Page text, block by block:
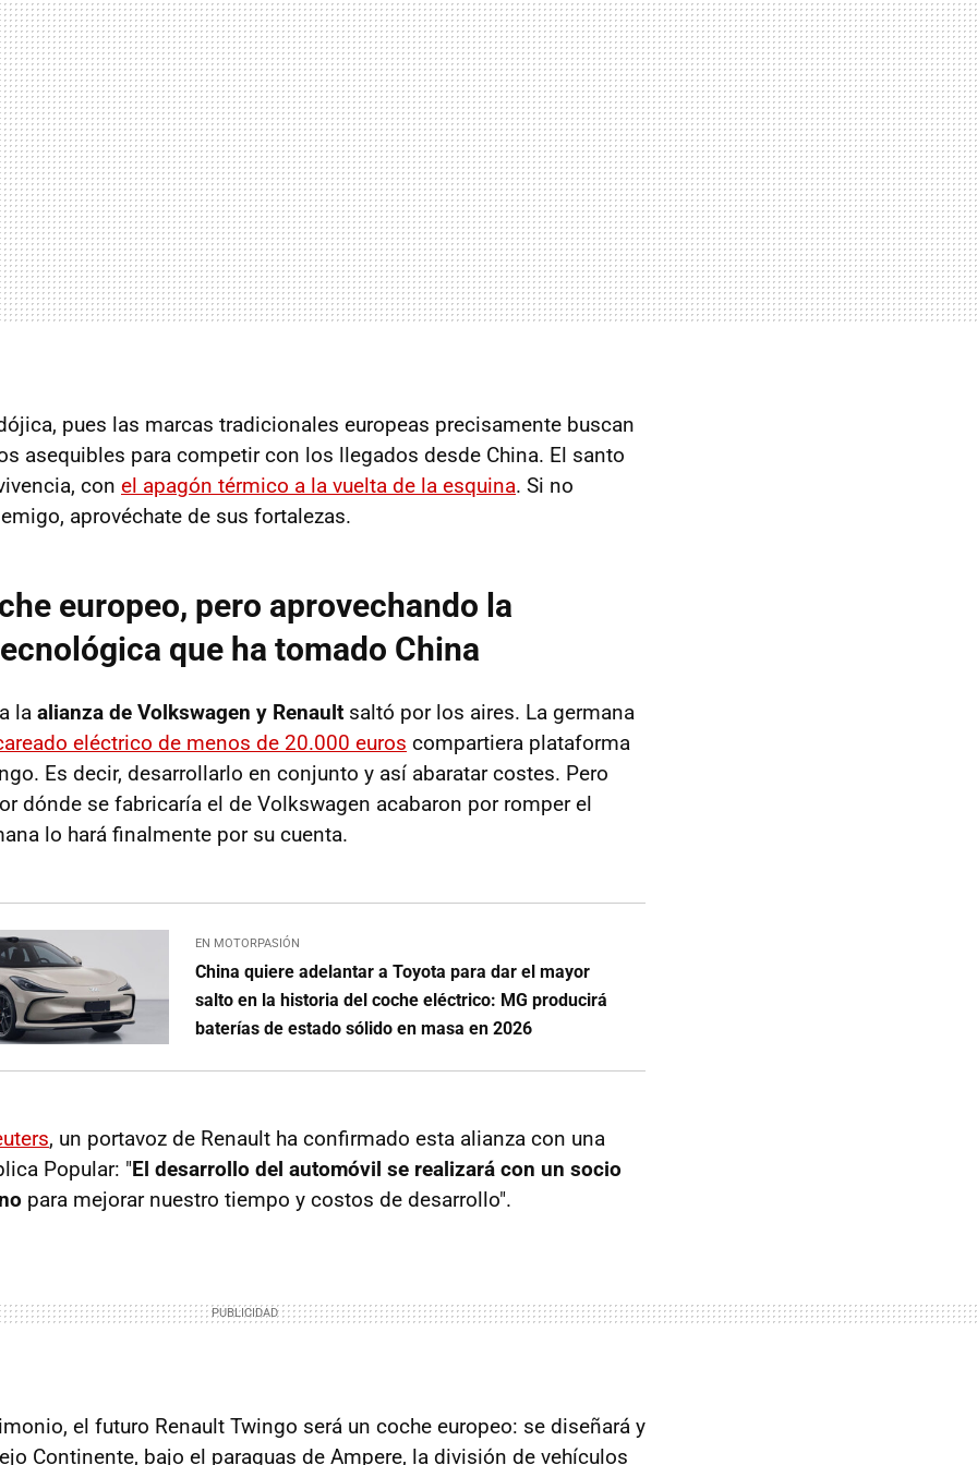
pues las marcas tradicionales europeas precisamente buscan
asequibles para competir con los llegados desde China. El santo
con el apagón térmico a la vuelta de la esquina. Si no
aprovéchate de sus fortalezas.
europeo, pero aprovechando la
que ha tomado China
la alianza de Volkswagen y Renault saltó por los aires. La germana
eléctrico de menos de 20.000 euros compartiera plataforma
Es decir, desarrollarlo en conjunto y así abaratar costes. Pero
dónde se fabricaría el de Volkswagen acabaron por romper el
lo hará finalmente por su cuenta.
EN MOTORPASIÓN
China quiere adelantar a Toyota para dar el mayor
salto en la historia del coche eléctrico: MG producirá
baterías de estado sólido en masa en 2026
, un portavoz de Renault ha confirmado esta alianza con una
Popular: "El desarrollo del automóvil se realizará con un socio
para mejorar nuestro tiempo y costos de desarrollo".
el futuro Renault Twingo será un coche europeo: se diseñará y
Continente, bajo el paraguas de Ampere, la división de vehículos